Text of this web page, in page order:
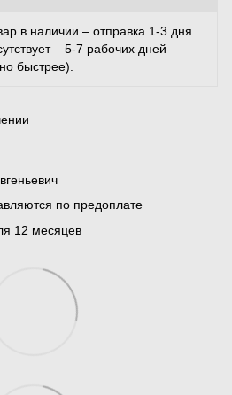
в наличии – отправка 1-3 дня.
– 5-7 рабочих дней
быстрее).
по предоплате
12 месяцев